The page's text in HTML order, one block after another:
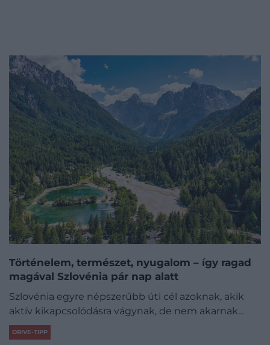
Történelem, természet, nyugalom – így ragad
magával Szlovénia pár nap alatt
Szlovénia egyre népszerűbb úti cél azoknak, akik
aktív kikapcsolódásra vágynak, de nem akarnak…
DRIVE-TIPP